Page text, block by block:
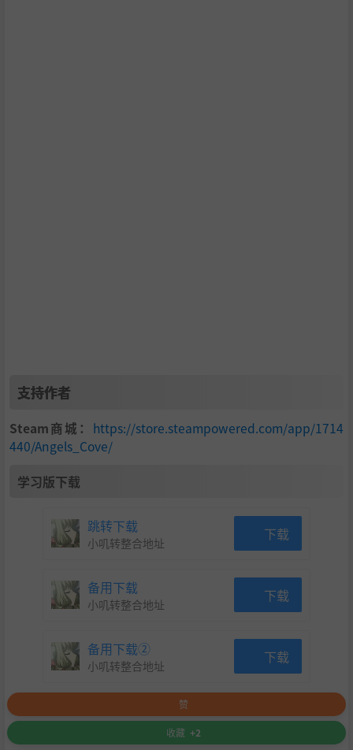
支持作者
Steam商城： https://store.steampowered.com/app/1714
440/Angels_Cove/
学习版下载
跳转下载
小叽转整合地址 下载
备用下载
小叽转整合地址 下载
备用下载②
小叽转整合地址 下载
赞
收藏 +2